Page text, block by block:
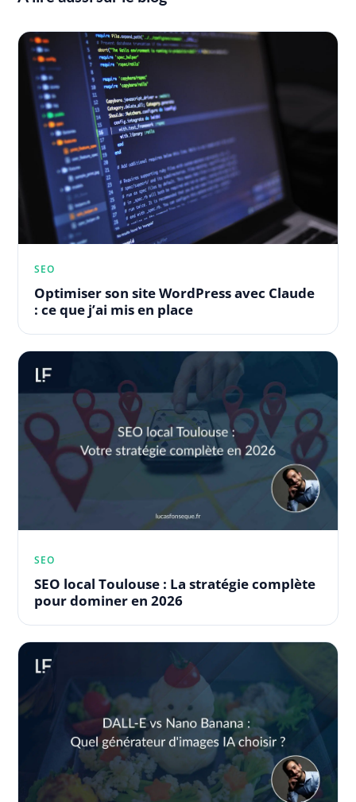
SEO
Optimiser son site WordPress avec Claude
: ce que j’ai mis en place
SEO
SEO local Toulouse : La stratégie complète
pour dominer en 2026